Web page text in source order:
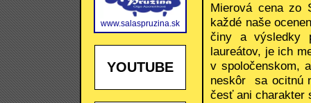
www.salaspruzina.sk
YOUTUBE
Mierová cena zo
každé naše
činy a výsledky
laureátov, je ich
v spoločenskom,
neskôr sa ocitnú
česť ani charakter